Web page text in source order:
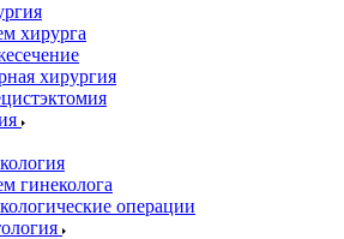
хирурга
хирургия
гинеколога
операции